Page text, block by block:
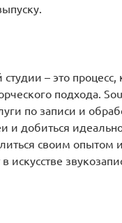
– это
подхода.
по записи и
и добиться
своим опытом